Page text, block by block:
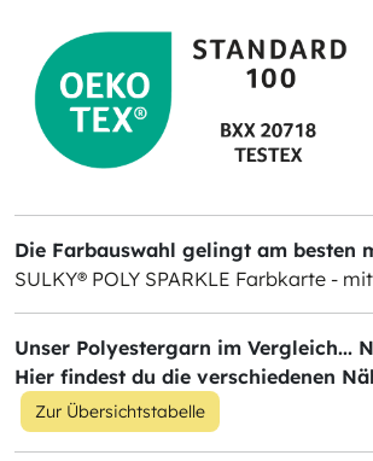
Die Farbauswahl gelingt am besten
SULKY® POLY SPARKLE Farbkarte -
Unser Polyestergarn im Vergleich...
Hier findest du die verschiedenen
Zur Übersichtstabelle